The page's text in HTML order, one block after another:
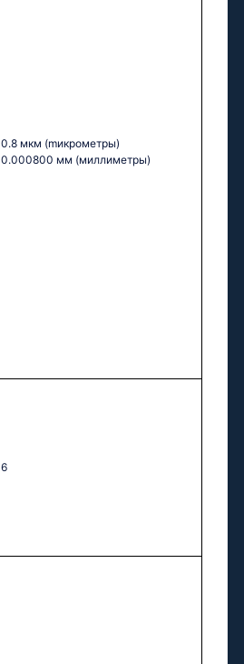
0.8 мкм (mикрометры)
0.000800 мм (миллиметры)
6